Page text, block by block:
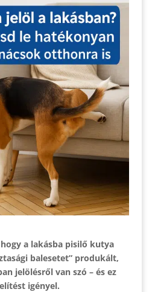
a lakásba pisilő kutya
balesetet” produkált,
jelölésről van szó – és ez
igényel.